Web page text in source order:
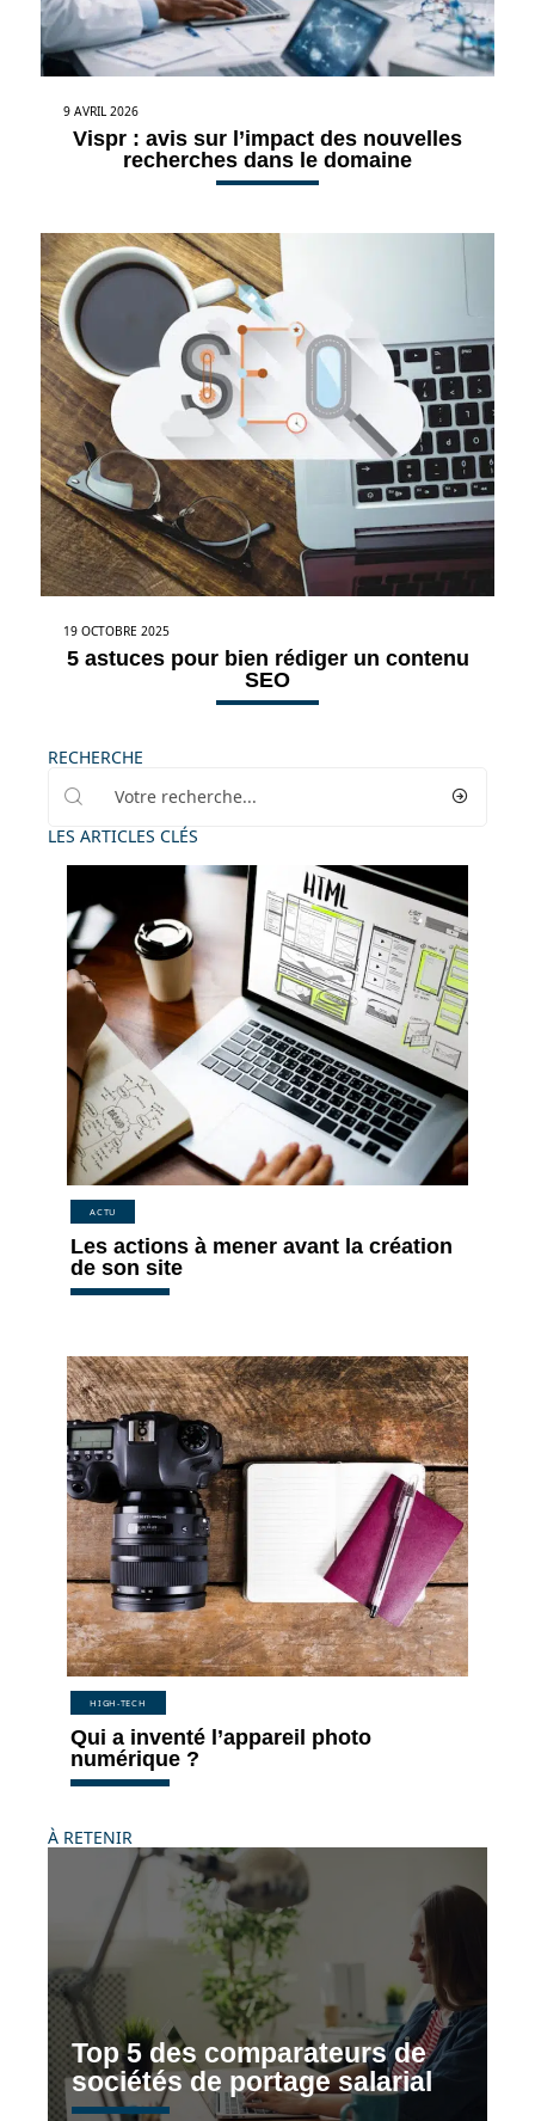
9 AVRIL 2026
Vispr : avis sur l’impact des nouvelles
recherches dans le domaine
19 OCTOBRE 2025
5 astuces pour bien rédiger un contenu
SEO
RECHERCHE
LES ARTICLES CLÉS
ACTU
Les actions à mener avant la création
de son site
HIGH-TECH
Qui a inventé l’appareil photo
numérique ?
À RETENIR
Top 5 des comparateurs de
sociétés de portage salarial